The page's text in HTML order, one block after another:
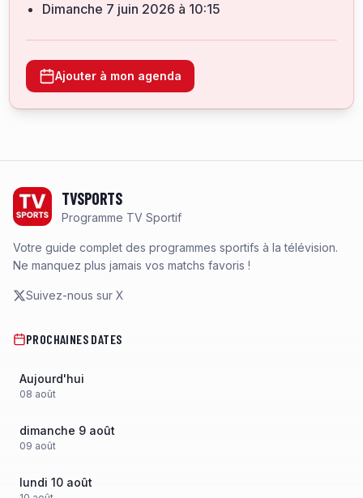
dimanche 7 juin 2026 à 10:15
Ajouter à mon agenda
TVSPORTS
Programme TV Sportif
Votre guide complet des programmes sportifs à la télévision.
Ne manquez plus jamais vos matchs favoris !
Suivez-nous sur X
PROCHAINES DATES
Aujourd'hui
08 août
dimanche 9 août
09 août
lundi 10 août